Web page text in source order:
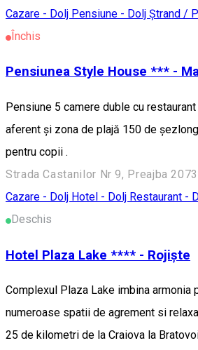
Cazare - Dolj Pensiune - Dolj Ștrand /
Închis
Pensiunea Style House *** -
Pensiune 5 camere duble cu
aferent și zona de plajă 150 de
pentru copii .
Strada Castanilor Nr 9, Preajba
Cazare - Dolj Hotel - Dolj Restaurant -
Deschis
Hotel Plaza Lake **** - Rojiște
Complexul Plaza Lake imbina armonia
numeroase spatii de agrement si
25 de kilometri de la Craiova la